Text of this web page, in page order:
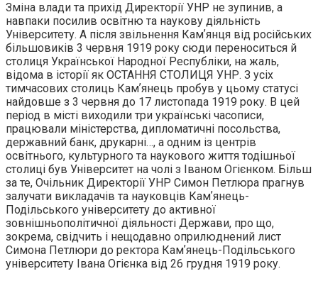
Зміна влади та прихід Директорії УНР не зупинив, а
навпаки посилив освітню та наукову діяльність
Університету. А після звільнення Камʼянця від російських
більшовиків 3 червня 1919 року сюди переноситься й
столиця Української Народної Республіки, на жаль,
відома в історії як ОСТАННЯ СТОЛИЦЯ УНР. З усіх
тимчасових столиць Камʼянець пробув у цьому статусі
найдовше з 3 червня до 17 листопада 1919 року. В цей
період в місті виходили три українські часописи,
працювали міністерства, дипломатичні посольства,
державний банк, друкарні…, а одним із центрів
освітнього, культурного та наукового життя тодішньої
столиці був Університет на чолі з Іваном Огієнком. Більш
за те, Очільник Директорії УНР Симон Петлюра прагнув
залучати викладачів та науковців Камʼянець-
Подільського університету до активної
зовнішньополітичної діяльності Держави, про що,
зокрема, свідчить і нещодавно оприлюднений лист
Симона Петлюри до ректора Камʼянець-Подільського
університету Івана Огієнка від 26 грудня 1919 року.